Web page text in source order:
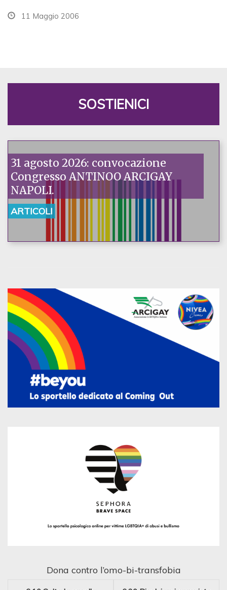
11 Maggio 2006
SOSTIENICI
31 agosto 2026: convocazione
Congresso ANTINOO ARCIGAY
NAPOLI.
ARTICOLI
Dona contro l’omo-bi-transfobia